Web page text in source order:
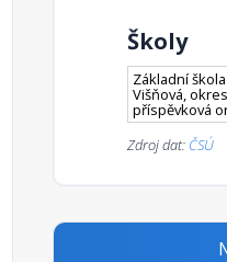
Školy
Základní
Višňová,
příspěvková
Zdroj dat: ČSÚ